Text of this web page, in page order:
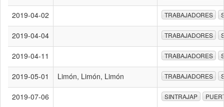
2019-04-02 TRABAJADORES
2019-04-04 TRABAJADORES
2019-04-11 TRABAJADORES
2019-05-01 Limón, Limón, Limón TRABAJADORES
2019-07-06 SINTRAJAP